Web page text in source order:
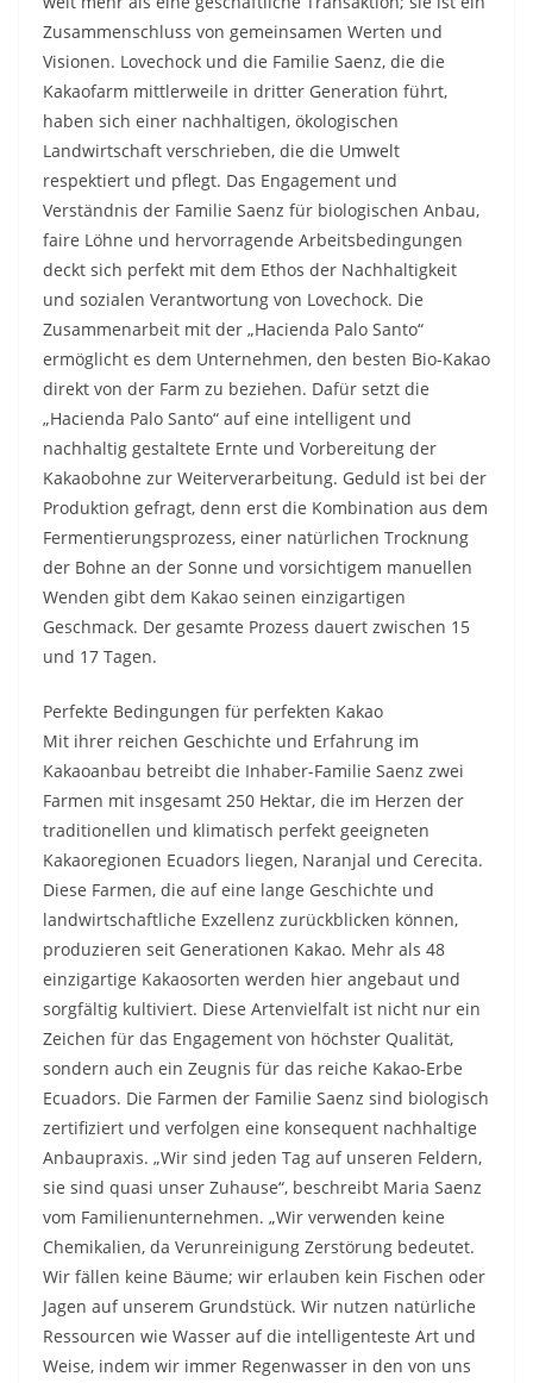
Zusammenschluss von gemeinsamen Werten und
Visionen. Lovechock und die Familie Saenz, die die
Kakaofarm mittlerweile in dritter Generation führt,
haben sich einer nachhaltigen, ökologischen
Landwirtschaft verschrieben, die die Umwelt
respektiert und pflegt. Das Engagement und
Verständnis der Familie Saenz für biologischen Anbau,
faire Löhne und hervorragende Arbeitsbedingungen
deckt sich perfekt mit dem Ethos der Nachhaltigkeit
und sozialen Verantwortung von Lovechock. Die
Zusammenarbeit mit der „Hacienda Palo Santo“
ermöglicht es dem Unternehmen, den besten Bio-Kakao
direkt von der Farm zu beziehen. Dafür setzt die
„Hacienda Palo Santo“ auf eine intelligent und
nachhaltig gestaltete Ernte und Vorbereitung der
Kakaobohne zur Weiterverarbeitung. Geduld ist bei der
Produktion gefragt, denn erst die Kombination aus dem
Fermentierungsprozess, einer natürlichen Trocknung
der Bohne an der Sonne und vorsichtigem manuellen
Wenden gibt dem Kakao seinen einzigartigen
Geschmack. Der gesamte Prozess dauert zwischen 15
und 17 Tagen.
Perfekte Bedingungen für perfekten Kakao
Mit ihrer reichen Geschichte und Erfahrung im
Kakaoanbau betreibt die Inhaber-Familie Saenz zwei
Farmen mit insgesamt 250 Hektar, die im Herzen der
traditionellen und klimatisch perfekt geeigneten
Kakaoregionen Ecuadors liegen, Naranjal und Cerecita.
Diese Farmen, die auf eine lange Geschichte und
landwirtschaftliche Exzellenz zurückblicken können,
produzieren seit Generationen Kakao. Mehr als 48
einzigartige Kakaosorten werden hier angebaut und
sorgfältig kultiviert. Diese Artenvielfalt ist nicht nur ein
Zeichen für das Engagement von höchster Qualität,
sondern auch ein Zeugnis für das reiche Kakao-Erbe
Ecuadors. Die Farmen der Familie Saenz sind biologisch
zertifiziert und verfolgen eine konsequent nachhaltige
Anbaupraxis. „Wir sind jeden Tag auf unseren Feldern,
sie sind quasi unser Zuhause“, beschreibt Maria Saenz
vom Familienunternehmen. „Wir verwenden keine
Chemikalien, da Verunreinigung Zerstörung bedeutet.
Wir fällen keine Bäume; wir erlauben kein Fischen oder
Jagen auf unserem Grundstück. Wir nutzen natürliche
Ressourcen wie Wasser auf die intelligenteste Art und
Weise, indem wir immer Regenwasser in den von uns